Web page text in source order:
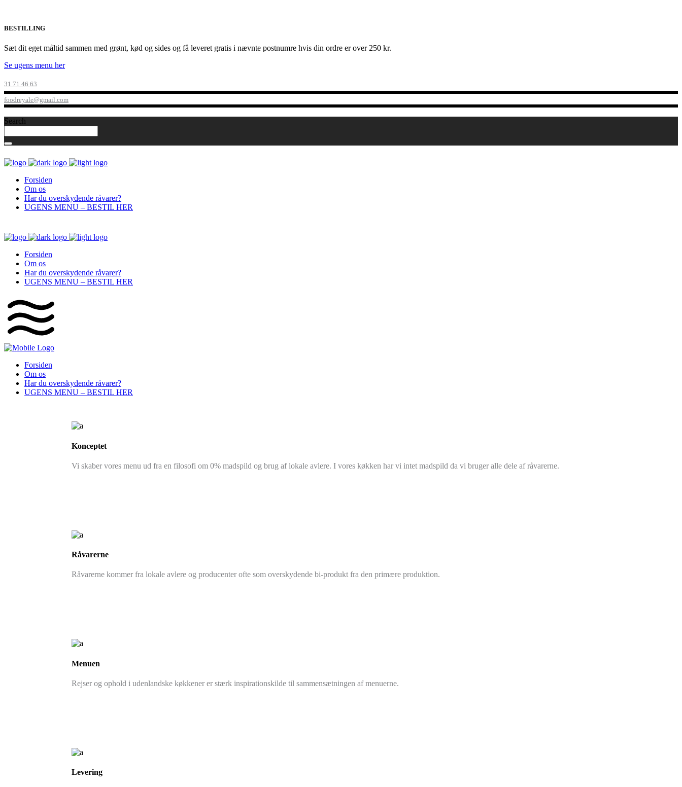
BESTILLING
Sæt dit eget måltid sammen med grønt, kød og sides og få leveret gratis i nævnte postnumre hvis din ordre er over 250 kr.
Se ugens menu her
31 71 46 63
foodreyale@gmail.com
Search
Forsiden
Om os
Har du overskydende råvarer?
UGENS MENU – BESTIL HER
Forsiden
Om os
Har du overskydende råvarer?
UGENS MENU – BESTIL HER
Forsiden
Om os
Har du overskydende råvarer?
UGENS MENU – BESTIL HER
Konceptet
Vi skaber vores menu ud fra en filosofi om 0% madspild og brug af lokale avlere. I vores køkken har vi intet madspild da vi bruger alle dele af råvarerne.
Råvarerne
Råvarerne kommer fra lokale avlere og producenter ofte som overskydende bi-produkt fra den primære produktion.
Menuen
Rejser og ophold i udenlandske køkkener er stærk inspirationskilde til sammensætningen af menuerne.
Levering